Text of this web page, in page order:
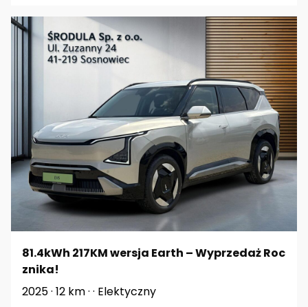
81.4kWh 217KM wersja Earth – Wyprzedaż Roc
znika!
2025 · 12 km · · Elektyczny